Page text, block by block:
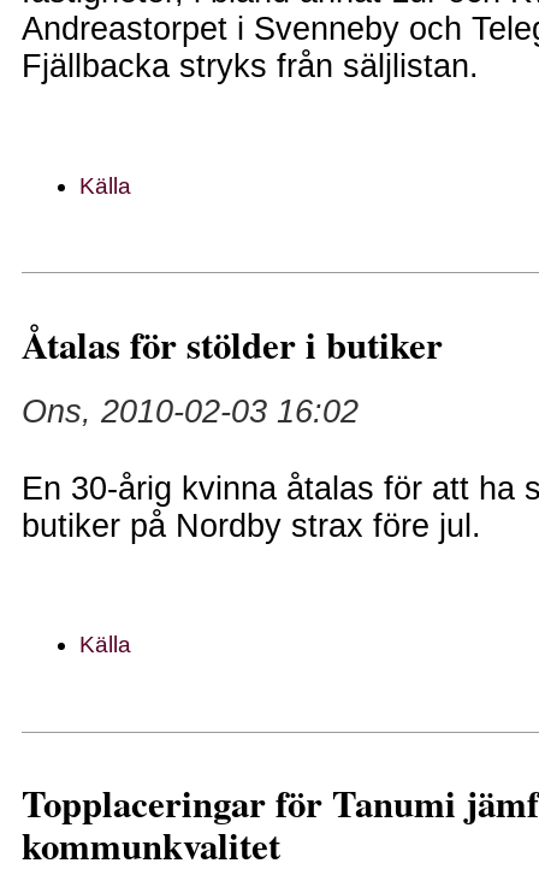
Andreastorpet i Svenneby och
Fjällbacka stryks från säljlistan.
Källa
Åtalas för stölder i butiker
Ons, 2010-02-03 16:02
En 30-årig kvinna åtalas för att ha
butiker på Nordby strax före jul.
Källa
Topplaceringar för Tanumi
kommunkvalitet